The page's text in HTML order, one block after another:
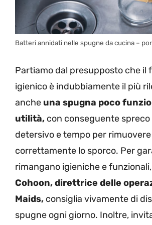
Batteri annidati nelle spugne da cucina –
Partiamo dal presupposto che il
igienico è indubbiamente il più
anche una spugna poco
utilità, con conseguente spreco
detersivo e tempo per rimuovere
correttamente lo sporco. Per
rimangano igieniche e funzionali,
Cohoon, direttrice delle
Maids, consiglia vivamente di
spugne ogni giorno. Inoltre,